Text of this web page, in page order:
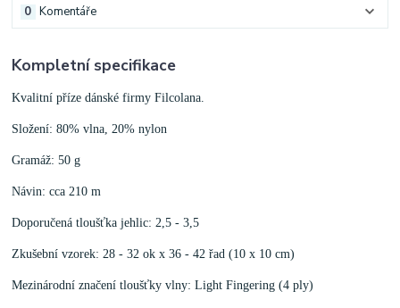
Komentáře
0
Kompletní specifikace
Kvalitní příze dánské firmy Filcolana.
Složení: 80% vlna, 20% nylon
Gramáž: 50 g
Návin: cca 210 m
Doporučená tloušťka jehlic: 2,5 - 3,5
Zkušební vzorek: 28 - 32 ok x 36 - 42 řad (10 x 10 cm)
Mezinárodní značení tloušťky vlny: Light Fingering (4 ply)